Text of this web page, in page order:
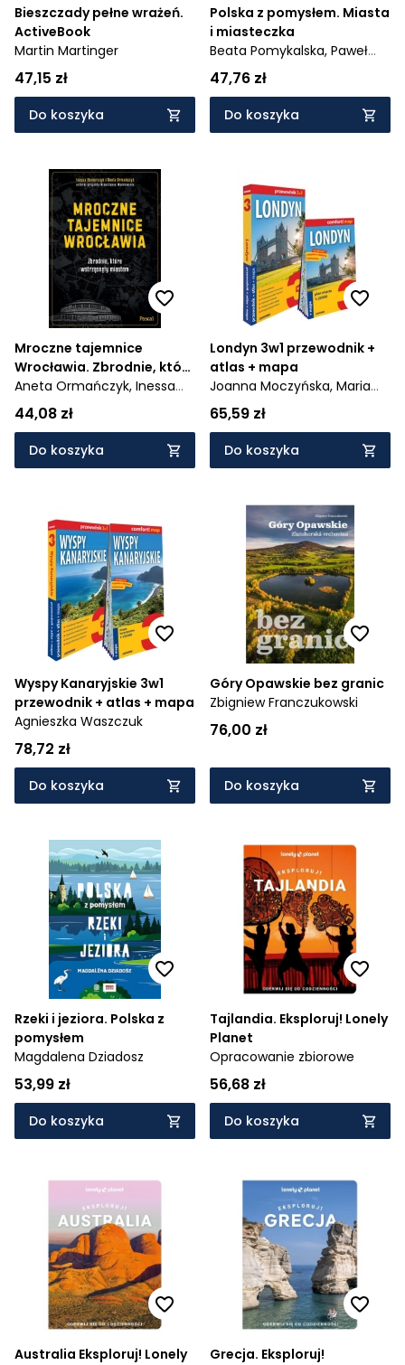
Bieszczady pełne wrażeń.
ActiveBook
Martin Martinger
47,15 zł
Do koszyka
Polska z pomysłem. Miasta
i miasteczka
Beata Pomykalska, Paweł
Pomykalski
47,76 zł
Do koszyka
Mroczne tajemnice
Wrocławia. Zbrodnie, które
wstrząsnęły miastem
Aneta Ormańczyk, Inessa
Demarczyk
44,08 zł
Do koszyka
Londyn 3w1 przewodnik +
atlas + mapa
Joanna Moczyńska, Maria
Galek-Tanaka
65,59 zł
Do koszyka
Wyspy Kanaryjskie 3w1
przewodnik + atlas + mapa
Agnieszka Waszczuk
78,72 zł
Do koszyka
Góry Opawskie bez granic
Zbigniew Franczukowski
76,00 zł
Do koszyka
Rzeki i jeziora. Polska z
pomysłem
Magdalena Dziadosz
53,99 zł
Do koszyka
Tajlandia. Eksploruj! Lonely
Planet
Opracowanie zbiorowe
56,68 zł
Do koszyka
Australia Eksploruj! Lonely
Grecja. Eksploruj!